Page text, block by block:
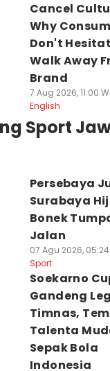
Cancel
Why
Don't
Walk Away
Brand
7 Aug 2026, 11:00
English
Sport
Persebaya
Surabaya
Bonek
Jalan
07 Agu 2026, 05:24
Sport
Soekarno
Gandeng
Timnas,
Talenta
Sepak Bola
Indonesia